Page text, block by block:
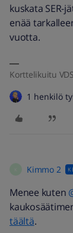
kuskata SER-
enää
vuotta.
Korttelikuitu
1 henkilö
Kimmo 2
Menee kuten
täältä.